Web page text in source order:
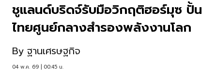
ชูแลนด์บริดจ์รับมือวิกฤติฮอร์มุซ ปั้น
ไทยศูนย์กลางสำรองพลังงานโลก
By ฐานเศรษฐกิจ
04 พ.ค. 69 | 00:45 น.